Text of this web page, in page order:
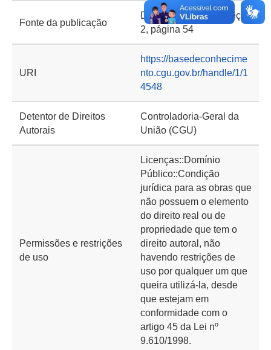
Fonte da publicação
DOU de 18/5/2022, seção
2, página 54
URI
https://basedeconhecime
nto.cgu.gov.br/handle/1/1
4548
Detentor de Direitos
Autorais
Controladoria-Geral da
União (CGU)
Permissões e restrições
de uso
Licenças::Domínio
Público::Condição
jurídica para as obras que
não possuem o elemento
do direito real ou de
propriedade que tem o
direito autoral, não
havendo restrições de
uso por qualquer um que
queira utilizá-la, desde
que estejam em
conformidade com o
artigo 45 da Lei nº
9.610/1998.